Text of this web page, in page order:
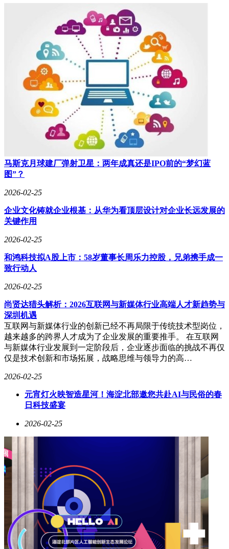
马斯克月球建厂弹射卫星：两年成真还是IPO前的“梦幻蓝
图”？
2026-02-25
企业文化铸就企业根基：从华为看顶层设计对企业长远发展的
关键作用
2026-02-25
和鸿科技拟A股上市：58岁董事长周乐力控股，兄弟携手成一
致行动人
2026-02-25
尚贤达猎头解析：2026互联网与新媒体行业高端人才新趋势与
深圳机遇
互联网与新媒体行业的创新已经不再局限于传统技术型岗位，
越来越多的跨界人才成为了企业发展的重要推手。 在互联网
与新媒体行业发展到一定阶段后，企业逐步面临的挑战不再仅
仅是技术创新和市场拓展，战略思维与领导力的高…
2026-02-25
元宵灯火映智造星河！海淀北部邀您共赴AI与民俗的春
日科技盛宴
2026-02-25